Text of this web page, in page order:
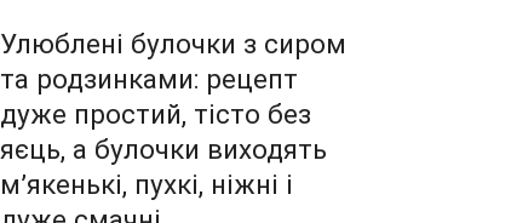
Улюблені булочки з сиром
та родзинками: рецепт
дуже простий, тісто без
яєць, а булочки виходять
м’якенькі, пухкі, ніжні і